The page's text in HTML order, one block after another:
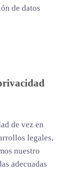
de datos
de vez en
legales,
nuestro
adecuadas